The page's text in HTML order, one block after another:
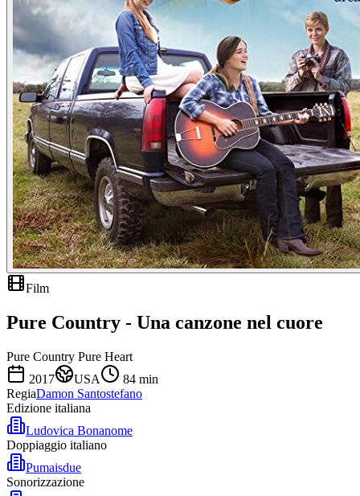
Film
Pure Country - Una canzone nel cuore
Pure Country Pure Heart
2017
USA 84 min
RegiaDamon Santostefano
Edizione italiana
Ludovica Bonanome
Doppiaggio italiano
Pumaisdue
Sonorizzazione